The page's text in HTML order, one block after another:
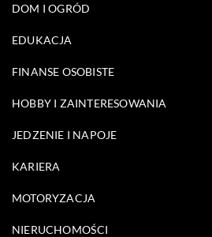
DOM I OGRÓD
EDUKACJA
FINANSE OSOBISTE
HOBBY I ZAINTERESOWANIA
JEDZENIE I NAPOJE
KARIERA
MOTORYZACJA
NIERUCHOMOŚCI